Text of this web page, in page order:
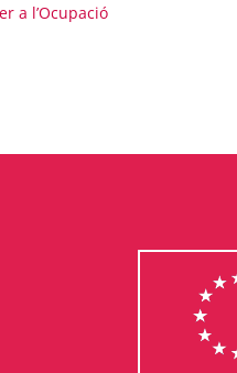
a l’Ocupació